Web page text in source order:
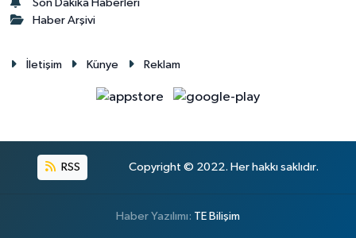
Son Dakika Haberleri
Haber Arşivi
İletişim Künye Reklam
RSS Copyright © 2022. Her hakkı saklıdır.
Haber Yazılımı: TE Bilişim